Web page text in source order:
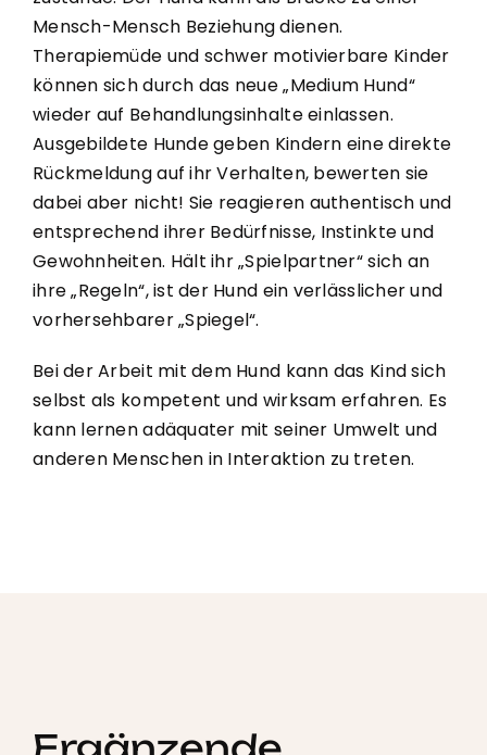
Mensch-Mensch Beziehung dienen.
Therapiemüde und schwer motivierbare Kinder
können sich durch das neue „Medium Hund“
wieder auf Behandlungsinhalte einlassen.
Ausgebildete Hunde geben Kindern eine direkte
Rückmeldung auf ihr Verhalten, bewerten sie
dabei aber nicht! Sie reagieren authentisch und
entsprechend ihrer Bedürfnisse, Instinkte und
Gewohnheiten. Hält ihr „Spielpartner“ sich an
ihre „Regeln“, ist der Hund ein verlässlicher und
vorhersehbarer „Spiegel“.
Bei der Arbeit mit dem Hund kann das Kind sich
selbst als kompetent und wirksam erfahren. Es
kann lernen adäquater mit seiner Umwelt und
anderen Menschen in Interaktion zu treten.